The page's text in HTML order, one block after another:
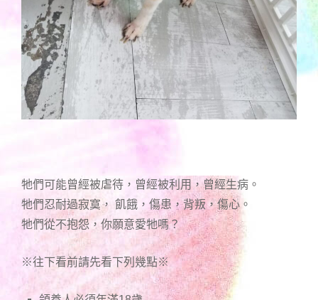
牠們可能曾經被虐待，曾經被利用，曾經生病。
牠們忍耐過寂寞， 飢餓，傷患，背叛，傷心。
牠們從不抱怨，你願意愛牠嗎？
※往下看前請先看下列幾點※